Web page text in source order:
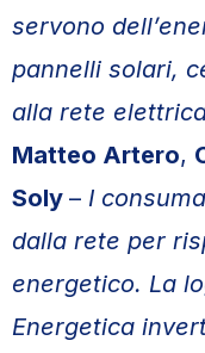
servono
pannelli solari,
alla rete
Matteo Artero,
Soly – I
dalla rete per
energetico. La
Energetica